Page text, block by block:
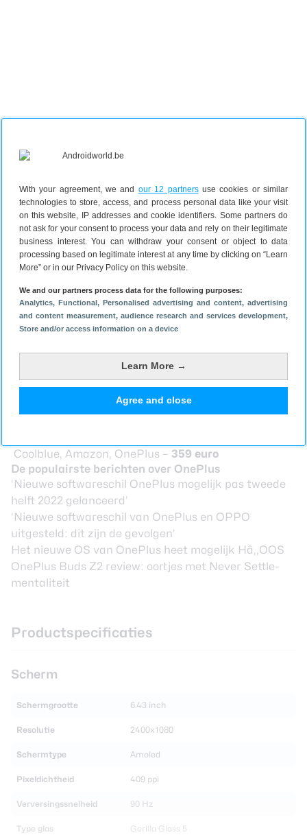
With your agreement, we and our 12 partnersuse cookies or similar
technologies to store, access, and process personal data like your visit
on this website, IP addresses and cookie identifiers. Some partners do
not ask for your consent to process your data and rely on their legitimate
business interest. You can withdraw your consent or object to data
processing based on legitimate interest at any time by clicking on “Learn
More” or in our Privacy Policy on this website.
We and our partners process data for the following purposes:
Analytics, Functional, Personalised advertising and content, advertising
and content measurement, audience research and services development,
Store and/or access information on a device
Learn More →
Agree and close
Op de achterkant van de OnePlus Nord CE 2 zien we
verder drie camera’s. Een 64 MP hoofdcamera, een 8
MP groothoeklens en een 2 MP macrocamera. Aan
de voorkant zit een 16 MP selfiecamera. De OnePlus
Nord CE 2 draait op een MediaTek Dimensity 900-
chipset en OxygenOS 11 dat is gebaseerd op Android
11.
OnePlus Nord CE 2 kopen
De OnePlus Nord CE 2 is te koop in de kleuren Mirror
Grey en Bahama Blue. De 8 GB-versie met 128 GB
Coolblue, Amazon, OnePlus – 359 euro
De populairste berichten over OnePlus
‘Nieuwe softwareschil OnePlus mogelijk pas tweede
helft 2022 gelanceerd’
‘Nieuwe softwareschil van OnePlus en OPPO
uitgesteld: dit zijn de gevolgen’
Het nieuwe OS van OnePlus heet mogelijk Hâ‚‚OOS
OnePlus Buds Z2 review: oortjes met Never Settle-
mentaliteit
Productspecificaties
Scherm
Schermgrootte 6.43 inch
Resolutie 2400x1080
Schermtype Amoled
Pixeldichtheid 409 ppi
Verversingssnelheid 90 Hz
Type glas Gorilla Glass 5